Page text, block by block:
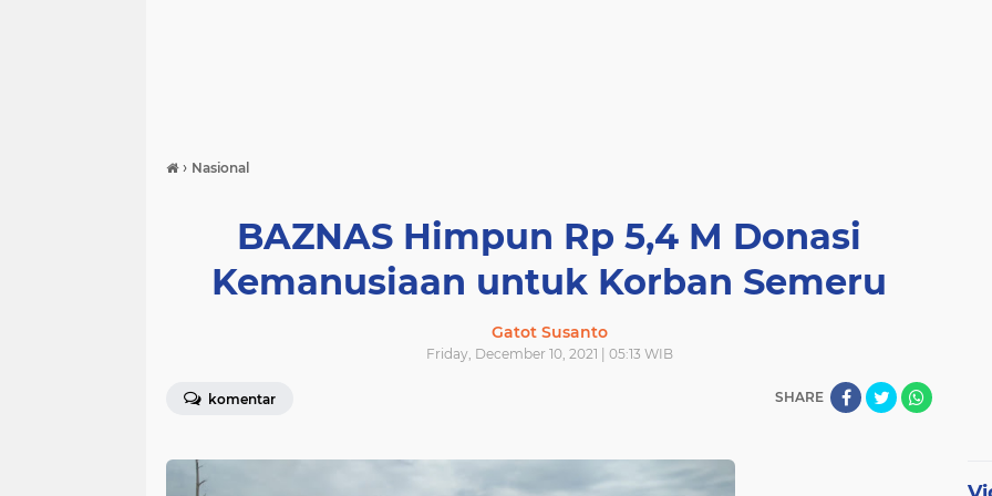
› Nasional
BAZNAS Himpun Rp 5,4 M Donasi
Kemanusiaan untuk Korban Semeru
Gatot Susanto
Friday, December 10, 2021 | 05:13 WIB
komentar SHARE